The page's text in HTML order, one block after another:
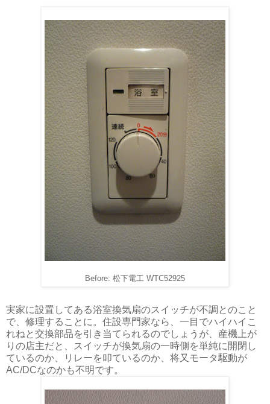
Before: 松下電工 WTC52925
実家に設置してある浴室換気扇のスイッチが不調とのこと
で、修理することに。住設専門家なら、一目でハイハイこ
れねと交換部品を引き当てられるのでしょうが、産機上が
りの店主だと、スイッチが換気扇の一時側を単純に開閉し
ているのか、リレーを叩ているのか、将又モータ駆動が
AC/DCなのかも不明です。